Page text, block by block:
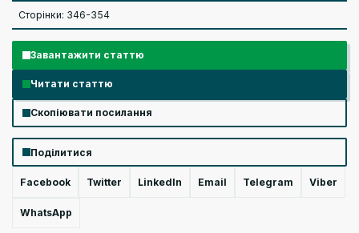
Сторінки: 346-354
Завантажити статтю
Читати статтю
Скопіювати посилання
Поділитися
Facebook Twitter LinkedIn Email Telegram Viber
WhatsApp